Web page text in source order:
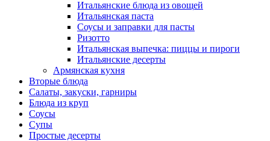
Итальянские блюда из овощей
Итальянская паста
Соусы и заправки для пасты
Ризотто
Итальянская выпечка: пиццы и пироги
Итальянские десерты
Армянская кухня
Вторые блюда
Салаты, закуски, гарниры
Блюда из круп
Соусы
Супы
Простые десерты